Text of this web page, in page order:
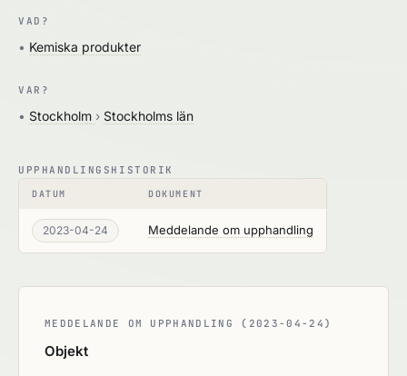
VAD?
• Kemiska produkter
VAR?
• Stockholm › Stockholms län
UPPHANDLINGSHISTORIK
DATUM DOKUMENT
2023-04-24 Meddelande om upphandling
MEDDELANDE OM UPPHANDLING (2023-04-24)
Objekt